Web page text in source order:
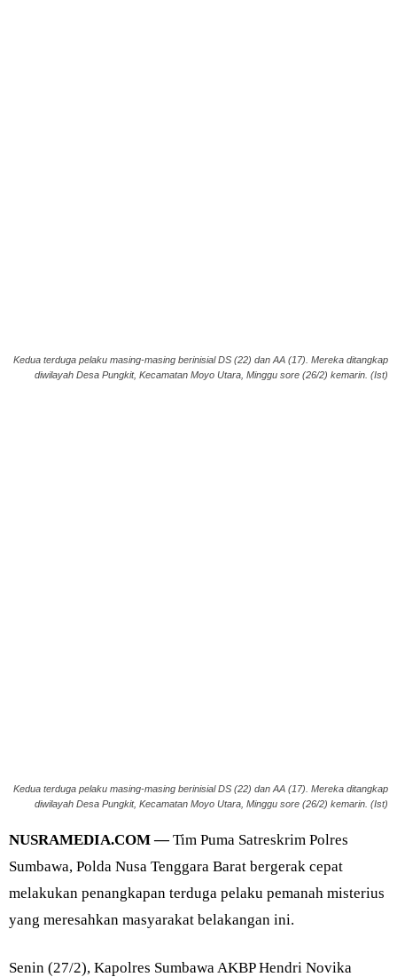
Kedua terduga pelaku masing-masing berinisial DS (22) dan AA (17). Mereka ditangkap
diwilayah Desa Pungkit, Kecamatan Moyo Utara, Minggu sore (26/2) kemarin. (Ist)
Kedua terduga pelaku masing-masing berinisial DS (22) dan AA (17). Mereka ditangkap
diwilayah Desa Pungkit, Kecamatan Moyo Utara, Minggu sore (26/2) kemarin. (Ist)
NUSRAMEDIA.COM —Tim Puma Satreskrim Polres
Sumbawa, Polda Nusa Tenggara Barat bergerak cepat
melakukan penangkapan terduga pelaku pemanah misterius
yang meresahkan masyarakat belakangan ini.
Senin (27/2), Kapolres Sumbawa AKBP Hendri Novika